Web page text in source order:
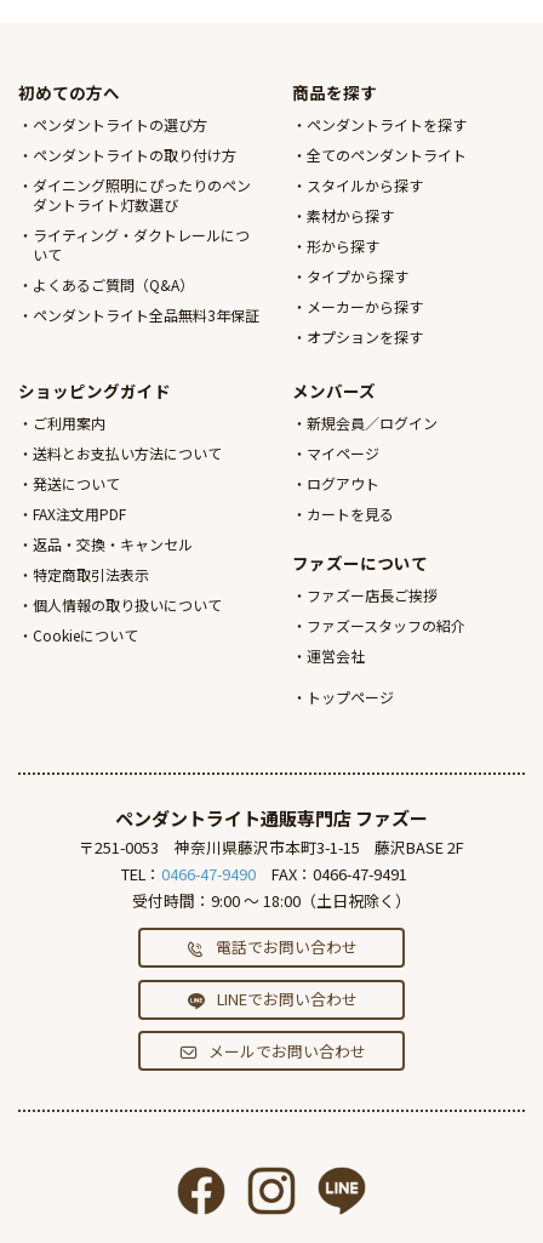
初めての方へ
ペンダントライトの選び方
ペンダントライトの取り付け方
ダイニング照明にぴったりのペン
ダントライト灯数選び
ライティング・ダクトレールにつ
いて
よくあるご質問（Q&A）
ペンダントライト全品無料3年保証
商品を探す
ペンダントライトを探す
全てのペンダントライト
スタイルから探す
素材から探す
形から探す
タイプから探す
メーカーから探す
オプションを探す
ショッピングガイド
ご利用案内
送料とお支払い方法について
発送について
FAX注文用PDF
返品・交換・キャンセル
特定商取引法表示
個人情報の取り扱いについて
Cookieについて
メンバーズ
新規会員／ログイン
マイページ
ログアウト
カートを見る
ファズーについて
ファズー店長ご挨拶
ファズースタッフの紹介
運営会社
トップページ
ペンダントライト通販専門店 ファズー
〒251-0053 神奈川県藤沢市本町3-1-15
藤沢BASE 2F
TEL： 0466-47-9490
FAX：0466-47-9491
受付時間：9:00 ～ 18:00（土日祝除く）
電話でお問い合わせ
LINEでお問い合わせ
メールでお問い合わせ